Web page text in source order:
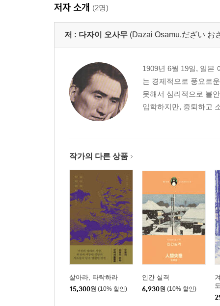
저자 소개 (2명)
저 : 다자이 오사무 (Dazai Osamu,だざい お
1909년 6월 19일, 일본
는 경제적으로 풍요로
못해서 심리적으로 불
입학하지만, 중퇴하고
작가의 다른 상품
살아라, 타락하라
15,300원 (10% 할인)
인간 실격
6,930원 (10% 할인)